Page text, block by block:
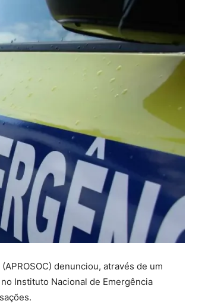
denunciou, através de um
Instituto Nacional de Emergência